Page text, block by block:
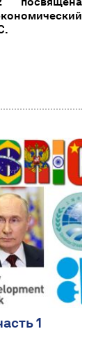
1